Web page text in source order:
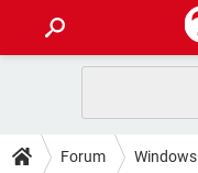
INTRATTENIMENTO
GUIDE
Forum Windows